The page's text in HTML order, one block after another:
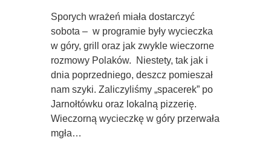
Sporych wrażeń miała dostarczyć
sobota – w programie były wycieczka
w góry, grill oraz jak zwykle wieczorne
rozmowy Polaków. Niestety, tak jak i
dnia poprzedniego, deszcz pomieszał
nam szyki. Zaliczyliśmy „spacerek” po
Jarnołtówku oraz lokalną pizzerię.
Wieczorną wycieczkę w góry przerwała
mgła…